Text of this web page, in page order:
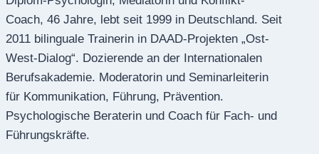
Coach, 46 Jahre, lebt seit 1999 in Deutschland. Seit
2011 bilinguale Trainerin in DAAD-Projekten „Ost-
West-Dialog“. Dozierende an der Internationalen
Berufsakademie. Moderatorin und Seminarleiterin
für Kommunikation, Führung, Prävention.
Psychologische Beraterin und Coach für Fach- und
Führungskräfte.